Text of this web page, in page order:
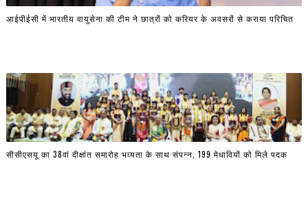
आईपीईसी में भारतीय वायुसेना की टीम ने छात्रों को करियर के अवसरों से कराया परिचित
सीसीएसयू का 38वां दीक्षांत समारोह भव्यता के साथ संपन्न, 199 मेधावियों को मिले पदक